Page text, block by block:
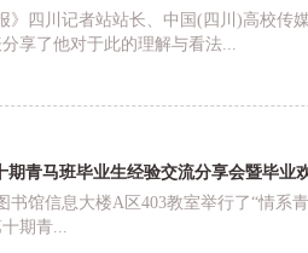
》四川记者站站长、中国(四川)高校传
享了他对于此的理解与看法...
期青马班毕业生经验交流分享会暨毕业
书馆信息大楼A区403教室举行了“情
期青...